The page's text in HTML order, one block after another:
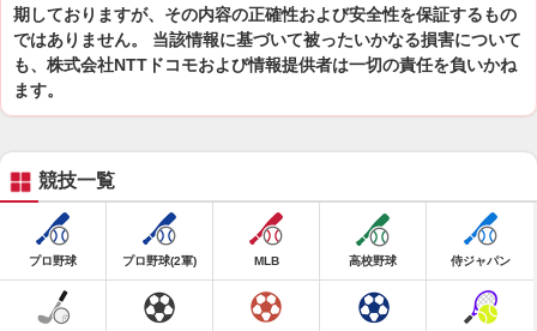
期しておりますが、その内容の正確性および安全性を保証するもの
ではありません。 当該情報に基づいて被ったいかなる損害について
も、株式会社NTTドコモおよび情報提供者は一切の責任を負いかね
ます。
競技一覧
プロ野球 プロ野球(2軍) MLB 高校野球 侍ジャパン